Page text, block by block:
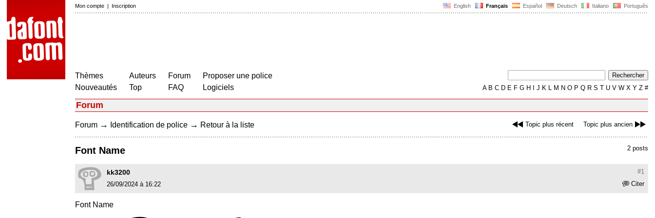
English Français Español Deutsch Italiano Português
Mon compte | Inscription
Thèmes
Nouveautés
Auteurs
Top
Forum
FAQ
Proposer une police
Logiciels
AB C D E F G H J K L M N O P Q R S T U V W X Y Z #
Forum
Topic plus récent Topic plus ancien
Forum → Identification de police → Retour à la liste
2 posts
Font Name
#1
kk3200
Citer
26/09/2024 à 16:22
Font Name